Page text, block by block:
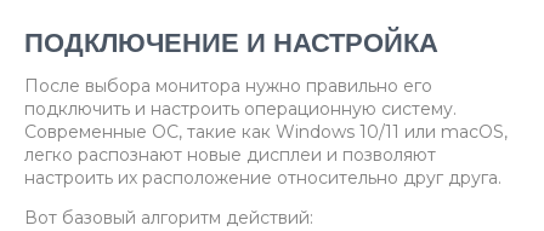
ПОДКЛЮЧЕНИЕ И НАСТРОЙКА
После выбора монитора нужно правильно его
подключить и настроить операционную систему.
Современные ОС, такие как Windows 10/11 или macOS,
легко распознают новые дисплеи и позволяют
настроить их расположение относительно друг друга.
Вот базовый алгоритм действий: